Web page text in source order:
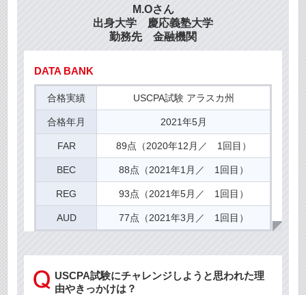
M.Oさん
出身大学 慶応義塾大学
勤務先 金融機関
DATA BANK
合格実績 USCPA試験 アラスカ州
合格年月 2021年5月
FAR 89点（2020年12月／ 1回目）
BEC 88点（2021年1月／ 1回目）
REG 93点（2021年5月／ 1回目）
AUD 77点（2021年3月／ 1回目）
USCPA試験にチャレンジしようと思われた理
由やきっかけは？